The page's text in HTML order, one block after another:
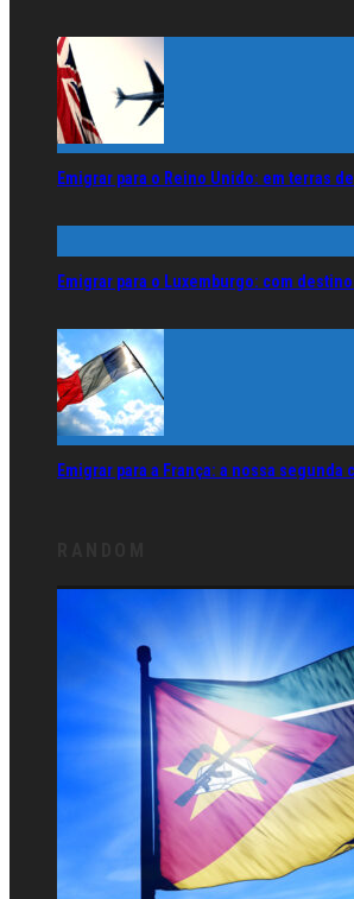
Emigrar para o Reino Unido: em terras
Emigrar para o Luxemburgo: com
Emigrar para a França: a nossa segunda